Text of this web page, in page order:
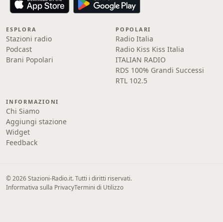
ESPLORA
Stazioni radio
Podcast
Brani Popolari
POPOLARI
Radio Italia
Radio Kiss Kiss Italia
ITALIAN RADIO
RDS 100% Grandi Successi
RTL 102.5
INFORMAZIONI
Chi Siamo
Aggiungi stazione
Widget
Feedback
© 2026 Stazioni-Radio.it. Tutti i diritti riservati.
Informativa sulla PrivacyTermini di Utilizzo